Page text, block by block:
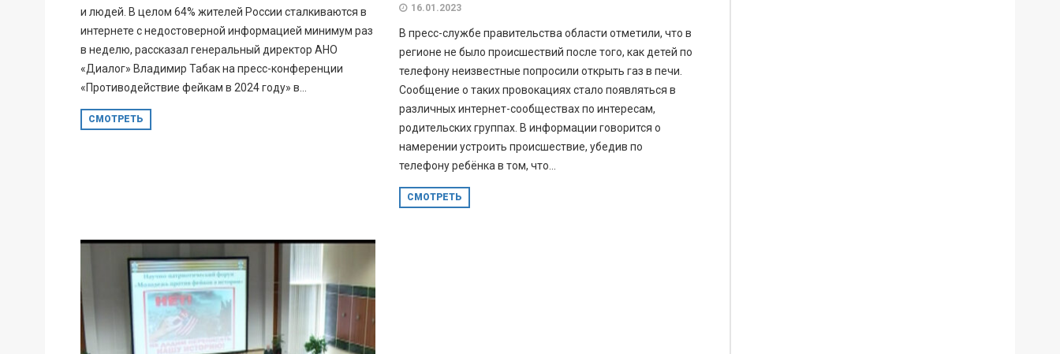
и людей. В целом 64% жителей России сталкиваются в
интернете с недостоверной информацией минимум раз
в неделю, рассказал генеральный директор АНО
«Диалог» Владимир Табак на пресс-конференции
«Противодействие фейкам в 2024 году» в...
СМОТРЕТЬ
16.01.2023
В пресс-службе правительства области отметили, что в
регионе не было происшествий после того, как детей по
телефону неизвестные попросили открыть газ в печи.
Сообщение о таких провокациях стало появляться в
различных интернет-сообществах по интересам,
родительских группах. В информации говорится о
намерении устроить происшествие, убедив по
телефону ребёнка в том, что...
СМОТРЕТЬ